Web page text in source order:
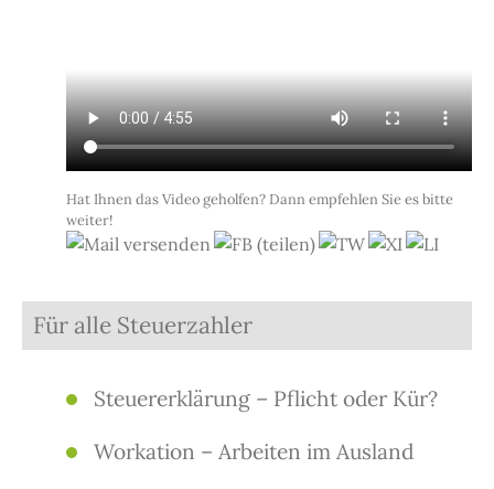
Hat Ihnen das Video geholfen? Dann empfehlen Sie es bitte
weiter!
Für alle Steuerzahler
Steuererklärung – Pflicht oder Kür?
Workation – Arbeiten im Ausland